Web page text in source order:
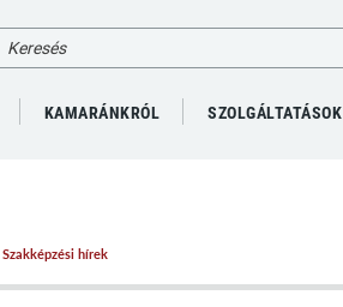
KAMARÁNKRÓL SZOLGÁLTATÁSOK
Szakképzési hírek